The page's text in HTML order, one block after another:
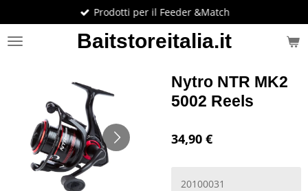
al
contenuto
Baitstoreitalia.it
Prodotti per il Feeder &Match
Nytro NTR MK2
5002 Reels
34,90 €
20100031